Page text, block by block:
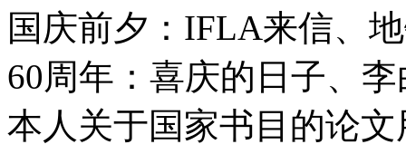
国庆前夕：IFLA来信、
60周年：喜庆的日子、
本人关于国家书目的论